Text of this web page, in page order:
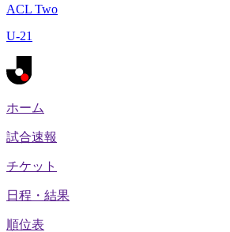
ACL Two
U-21
ホーム
試合速報
チケット
日程・結果
順位表